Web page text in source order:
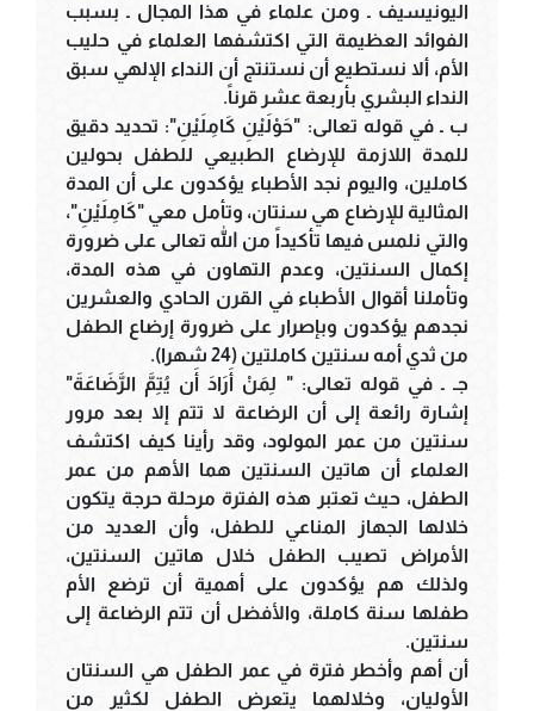
اليونيسيف ـ ومن علماء في هذا المجال ـ بسبب
الفوائد العظيمة التي اكتشفها العلماء في حليب
الأم، ألا نستطيع أن نستنتج أن النداء الإلهي سبق
النداء البشري بأربعة عشر قرناً.
ب ـ في قوله تعالى: "حَوْلَيْنِ كَامِلَيْنِ": تحديد دقيق
للمدة اللازمة للإرضاع الطبيعي للطفل بحولين
كاملين، واليوم نجد الأطباء يؤكدون على أن المدة
المثالية للإرضاع هي سنتان، وتأمل معي "كَامِلَيْنِ"،
والتي نلمس فيها تأكيداً من الله تعالى على ضرورة
إكمال السنتين، وعدم التهاون في هذه المدة،
وتأملنا أقوال الأطباء في القرن الحادي والعشرين
نجدهم يؤكدون وبإصرار على ضرورة إرضاع الطفل
من ثدي أمه سنتين كاملتين (24 شهرا).
جـ ـ في قوله تعالى: " لِمَنْ أَرَادَ أَن يُتِمَّ الرَّضَاعَةَ"
إشارة رائعة إلى أن الرضاعة لا تتم إلا بعد مرور
سنتين من عمر المولود، وقد رأينا كيف اكتشف
العلماء أن هاتين السنتين هما الأهم من عمر
الطفل، حيث تعتبر هذه الفترة مرحلة حرجة يتكون
خلالها الجهاز المناعي للطفل، وأن العديد من
الأمراض تصيب الطفل خلال هاتين السنتين،
ولذلك هم يؤكدون على أهمية أن ترضع الأم
طفلها سنة كاملة، والأفضل أن تتم الرضاعة إلى
سنتين.
أن أهم وأخطر فترة في عمر الطفل هي السنتان
الأوليان، وخلالهما يتعرض الطفل لكثير من